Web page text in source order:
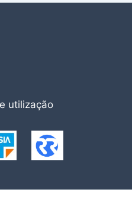
utilização